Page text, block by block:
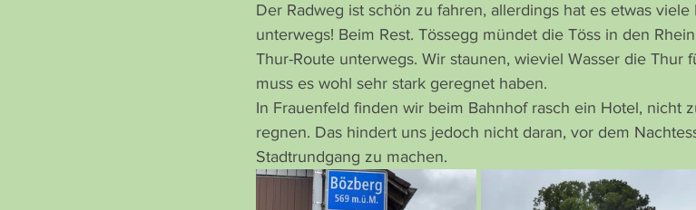
Der Radweg ist schön zu fahren, allerdings hat es etwas
unterwegs! Beim Rest. Tössegg mündet die Töss in den
Thur-Route unterwegs. Wir staunen, wieviel Wasser die Thur
muss es wohl sehr stark geregnet haben.
In Frauenfeld finden wir beim Bahnhof rasch ein Hotel, nicht
regnen. Das hindert uns jedoch nicht daran, vor dem
Stadtrundgang zu machen.